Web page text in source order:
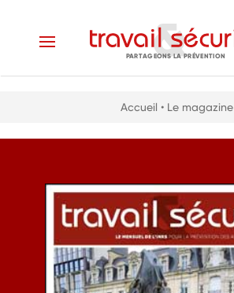
PARTAGEONS LA PRÉVENTION
Accueil • Le magazine